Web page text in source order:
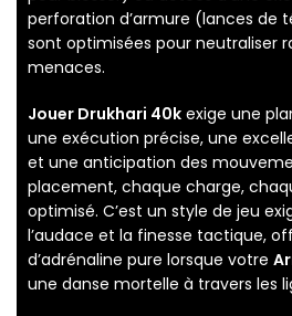
perforation d’armure (lances de
sont optimisées pour neutraliser
menaces.
Jouer Drukhari 40k exige une
une exécution précise, une
et une anticipation des
placement, chaque charge,
optimisé. C’est un style de jeu
l’audace et la finesse tactique,
d’adrénaline pure lorsque votre
une danse mortelle à travers les